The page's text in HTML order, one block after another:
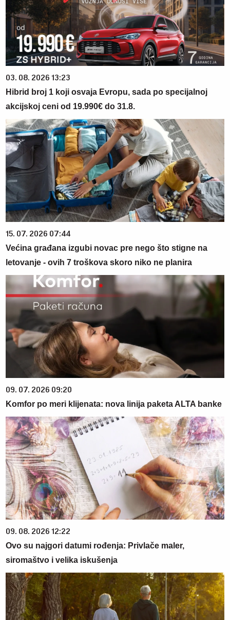
03. 08. 2026 13:23
Hibrid broj 1 koji osvaja Evropu, sada po specijalnoj
akcijskoj ceni od 19.990€ do 31.8.
15. 07. 2026 07:44
Većina građana izgubi novac pre nego što stigne na
letovanje - ovih 7 troškova skoro niko ne planira
09. 07. 2026 09:20
Komfor po meri klijenata: nova linija paketa ALTA banke
09. 08. 2026 12:22
Ovo su najgori datumi rođenja: Privlače maler,
siromaštvo i velika iskušenja